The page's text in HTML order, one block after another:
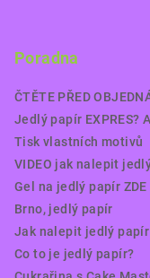
Poradna
ČTĚTE PŘED
Jedlý papír EXPRES?
Tisk vlastních motivů
VIDEO jak nalepit
Gel na jedlý papír ZDE
Brno, jedlý papír
Jak nalepit jedlý
Co to je jedlý papír?